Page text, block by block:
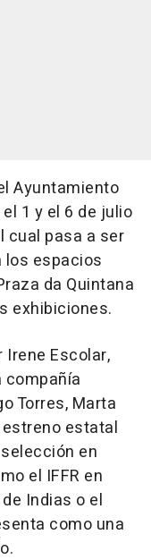
Ayuntamiento
1 y el 6 de julio
cual pasa a ser
los espacios
da Quintana
exhibiciones.
Escolar,
compañía
Torres, Marta
estatal
en
el IFFR en
Indias o el
como una